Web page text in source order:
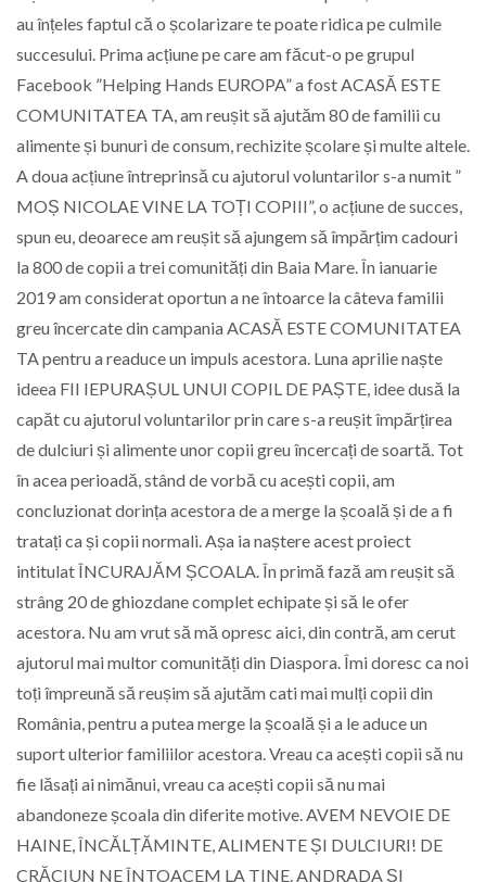
au înțeles faptul că o școlarizare te poate ridica pe culmile
succesului. Prima acțiune pe care am făcut-o pe grupul
Facebook ”Helping Hands EUROPA” a fost ACASĂ ESTE
COMUNITATEA TA, am reușit să ajutăm 80 de familii cu
alimente și bunuri de consum, rechizite școlare și multe altele.
A doua acțiune întreprinsă cu ajutorul voluntarilor s-a numit ”
MOȘ NICOLAE VINE LA TOȚI COPIII”, o acțiune de succes,
spun eu, deoarece am reușit să ajungem să împărțim cadouri
la 800 de copii a trei comunități din Baia Mare. În ianuarie
2019 am considerat oportun a ne întoarce la câteva familii
greu încercate din campania ACASĂ ESTE COMUNITATEA
TA pentru a readuce un impuls acestora. Luna aprilie naște
ideea FII IEPURAȘUL UNUI COPIL DE PAȘTE, idee dusă la
capăt cu ajutorul voluntarilor prin care s-a reușit împărțirea
de dulciuri și alimente unor copii greu încercați de soartă. Tot
în acea perioadă, stând de vorbă cu acești copii, am
concluzionat dorința acestora de a merge la școală și de a fi
tratați ca și copii normali. Așa ia naștere acest proiect
intitulat ÎNCURAJĂM ȘCOALA. În primă fază am reușit să
strâng 20 de ghiozdane complet echipate și să le ofer
acestora. Nu am vrut să mă opresc aici, din contră, am cerut
ajutorul mai multor comunități din Diaspora. Îmi doresc ca noi
toți împreună să reușim să ajutăm cati mai mulți copii din
România, pentru a putea merge la școală și a le aduce un
suport ulterior familiilor acestora. Vreau ca acești copii să nu
fie lăsați ai nimănui, vreau ca acești copii să nu mai
abandoneze școala din diferite motive. AVEM NEVOIE DE
HAINE, ÎNCĂLȚĂMINTE, ALIMENTE ȘI DULCIURI! DE
CRĂCIUN NE ÎNTOACEM LA TINE. ANDRADA ȘI